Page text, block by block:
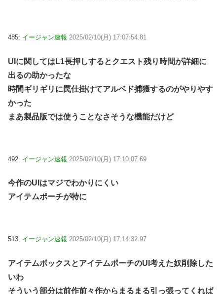
485: イージャン速報 2025/02/10(月) 17:07:54.81
UIに関してはL1長押しするとクエスト残り時間が詳細に
出るの助かったな
時間ギリギリに罠仕掛けてアルベド捕獲するのがやりやす
かった
まあ製品版では使うことなさそうな機能だけど
492: イージャン速報 2025/02/10(月) 17:10:07.69
今作のUIはマジでわかりにくい
アイテムポーチが特に
513: イージャン速報 2025/02/10(月) 17:14:32.97
アイテムボックスとアイテムポーチのUI考えた奴削除した
いわ
そういう部分は前作前々作からまるまる引っ張ってくれば